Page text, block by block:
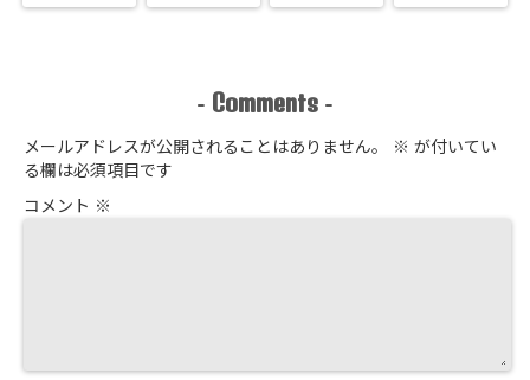
- Comments -
メールアドレスが公開されることはありません。 ※ が付いてい
る欄は必須項目です
コメント ※